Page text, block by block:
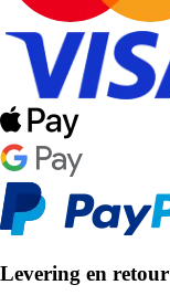
Levering en retour